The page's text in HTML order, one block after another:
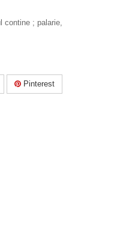
contine ; palarie,
Pinterest